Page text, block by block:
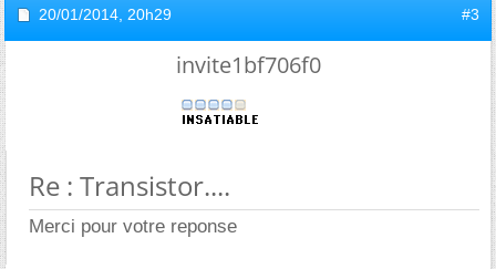
20/01/2014, 20h29 #3
invite1bf706f0
Re : Transistor....
Merci pour votre reponse